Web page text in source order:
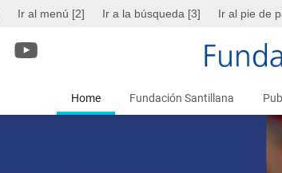
Ir al menú [2] Ir a la búsqueda [3] Ir al pie de
Home Fundación Santillana